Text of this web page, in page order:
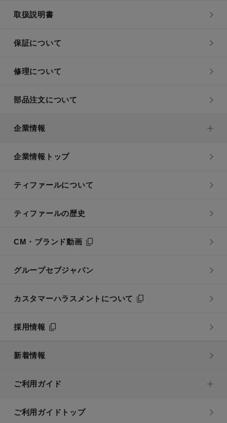
取扱説明書
保証について
修理について
部品注文について
企業情報
企業情報トップ
ティファールについて
ティファールの歴史
CM・ブランド動画
グループセブジャパン
カスタマーハラスメントについて
採用情報
新着情報
ご利用ガイド
ご利用ガイドトップ